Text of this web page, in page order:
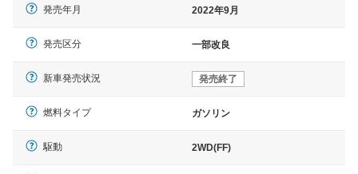
発売年月 2022年9月
発売区分 一部改良
新車発売状況 発売終了
燃料タイプ ガソリン
駆動 2WD(FF)